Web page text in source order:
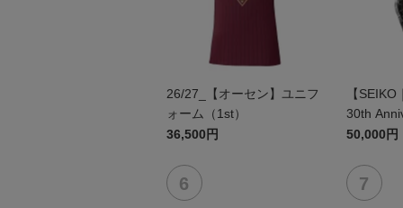
26/27_【オーセン】ユニフ
ォーム（1st）
36,500円
【SEIKO
30th
50,000円